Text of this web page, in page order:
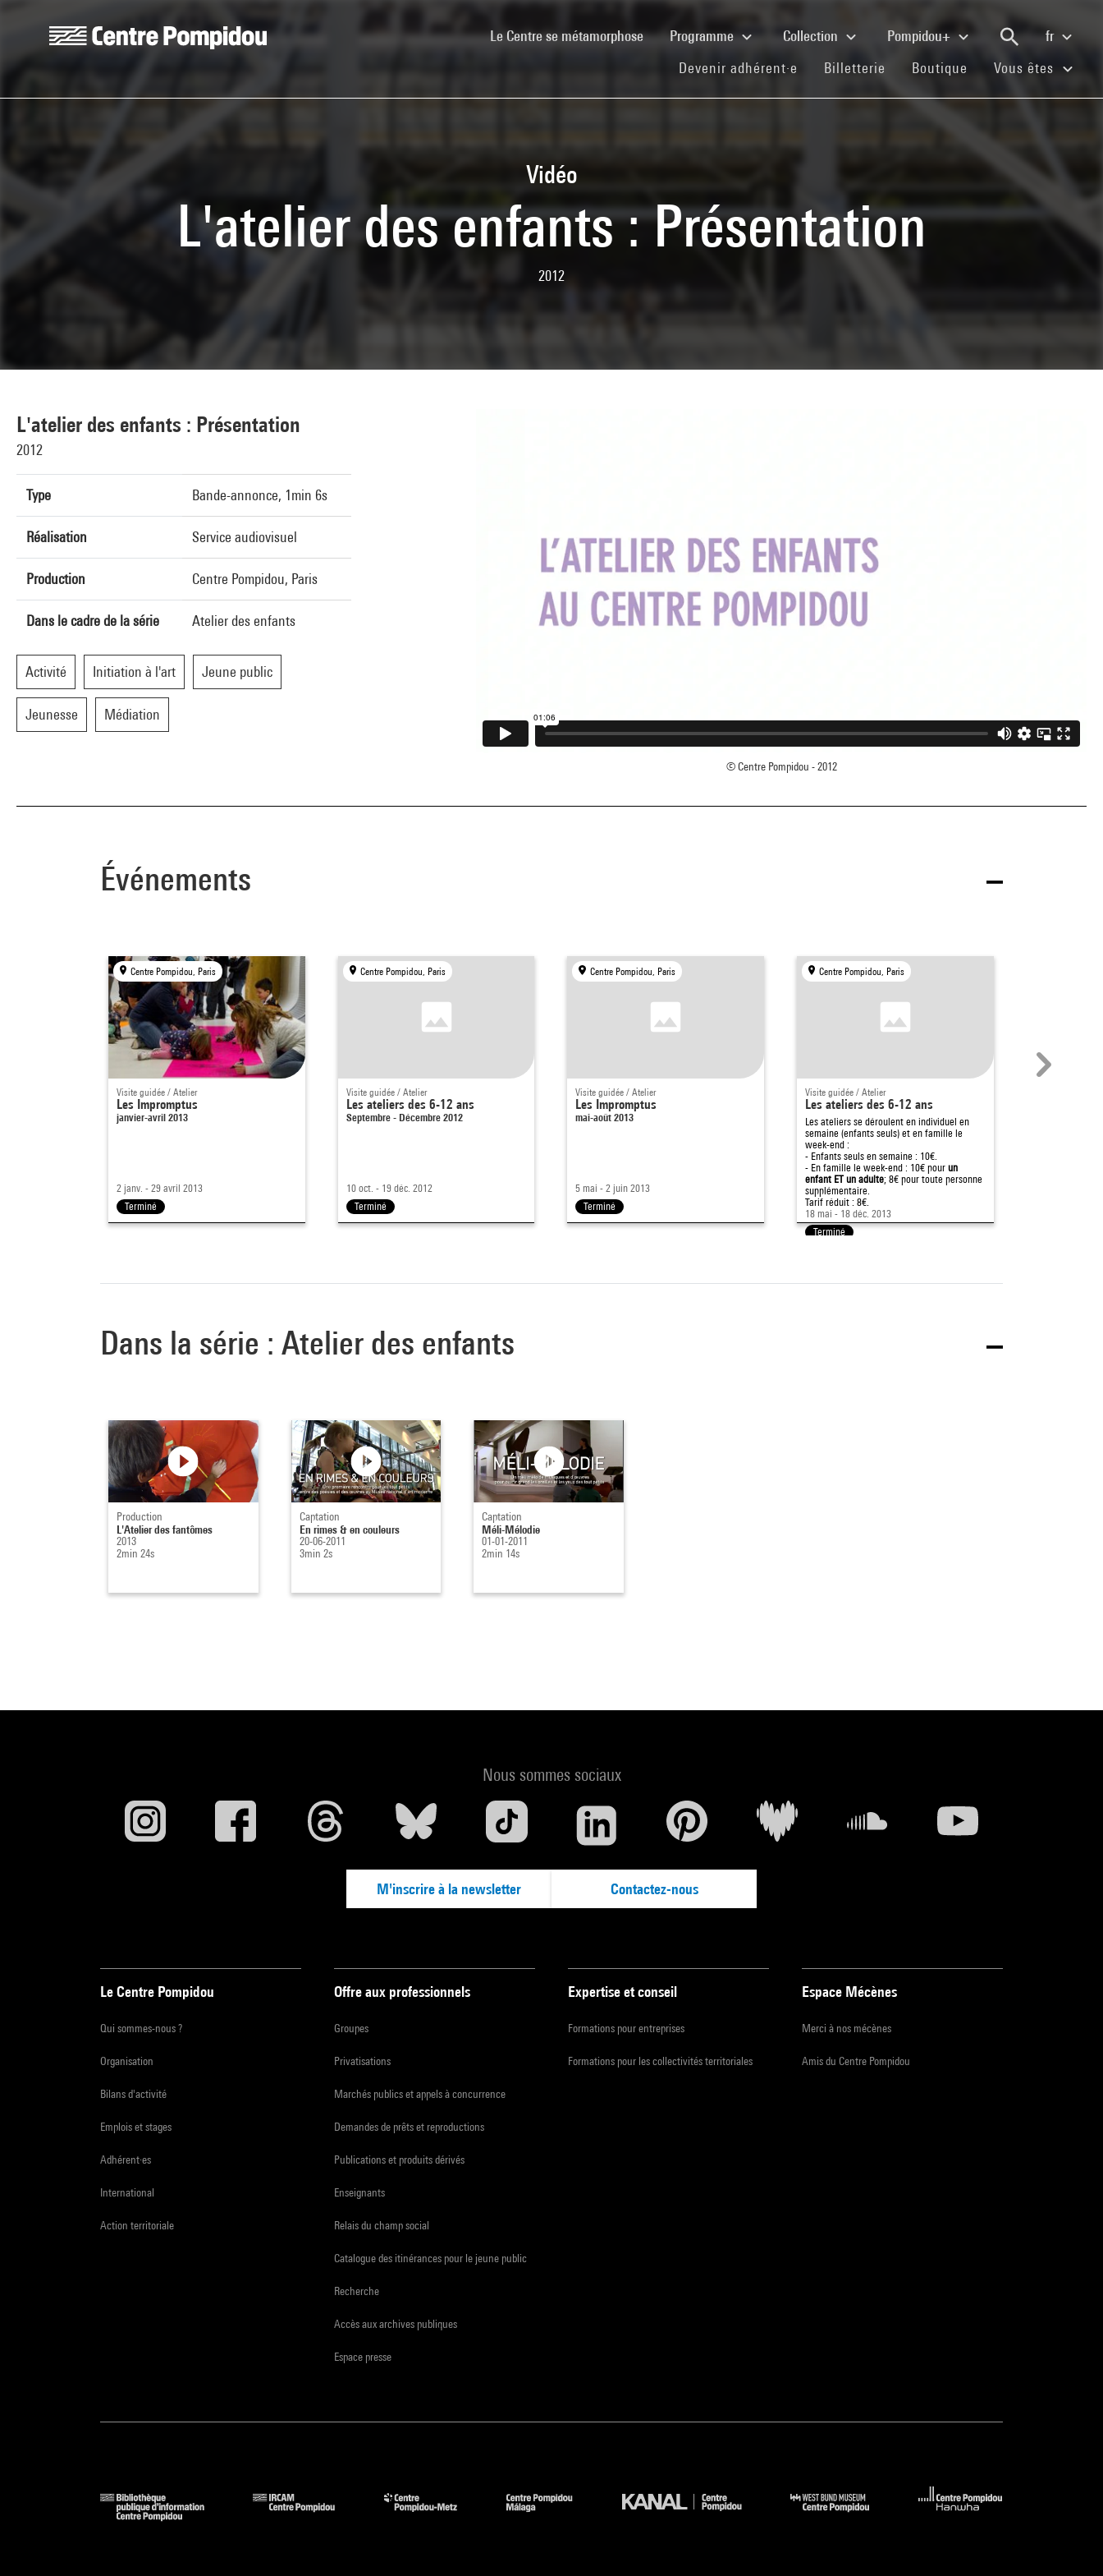
Le Centre se métamorphose(current)Programme Collection Pompidou+
fr
Devenir adhérent·e (current)
Billetterie (current)
Boutique (current)
Vous êtes
Vidéo
L'atelier des enfants : Présentation
2012
L'atelier des enfants : Présentation
2012
Type Bande-annonce, 1min 6s
Réalisation Service audiovisuel
Production Centre Pompidou, Paris
Dans le cadre de la série Atelier des enfants
Activité Initiation à l'art Jeune public
Jeunesse Médiation
© Centre Pompidou - 2012
Événements
Centre Pompidou, Paris
Visite guidée / Atelier
Les Impromptus
janvier-avril 2013
2 janv. - 29 avril 2013
Terminé
Centre Pompidou, Paris
Visite guidée / Atelier
Les ateliers des 6-12 ans
Septembre - Décembre 2012
10 oct. - 19 déc. 2012
Terminé
Centre Pompidou, Paris
Visite guidée / Atelier
Les Impromptus
mai-août 2013
5 mai - 2 juin 2013
Terminé
Centre Pompidou, Paris
Visite guidée / Atelier
Les ateliers des 6-12 ans
Les ateliers se déroulent en individuel en
semaine (enfants seuls) et en famille le
week-end :
- Enfants seuls en semaine : 10€.
- En famille le week-end : 10€ pourun
enfant ET un adulte; 8€ pour toute personne
supplémentaire.
Tarif réduit : 8€.
18 mai - 18 déc. 2013
Terminé
Dans la série : Atelier des enfants
Production
L'Atelier des fantômes
2013
2min 24s
Captation
En rimes & en couleurs
20-06-2011
3min 2s
Captation
Méli-Mélodie
01-01-2011
2min 14s
Nous sommes sociaux
M'inscrire à la newsletter Contactez-nous
Le Centre Pompidou
Qui sommes-nous ?
Organisation
Bilans d'activité
Emplois et stages
Adhérent·es
International
Action territoriale
Offre aux professionnels
Groupes
Privatisations
Marchés publics et appels à concurrence
Demandes de prêts et reproductions
Publications et produits dérivés
Enseignants
Relais du champ social
Catalogue des itinérances pour le jeune public
Recherche
Accès aux archives publiques
Espace presse
Expertise et conseil
Formations pour entreprises
Formations pour les collectivités territoriales
Espace Mécènes
Merci à nos mécènes
Amis du Centre Pompidou